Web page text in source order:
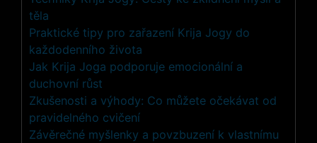
těla
Praktické tipy pro zařazení Krija Jogy do
každodenního života
Jak Krija Joga podporuje emocionální a
duchovní růst
Zkušenosti a výhody: Co můžete očekávat od
pravidelného cvičení
Závěrečné myšlenky a povzbuzení k vlastnímu